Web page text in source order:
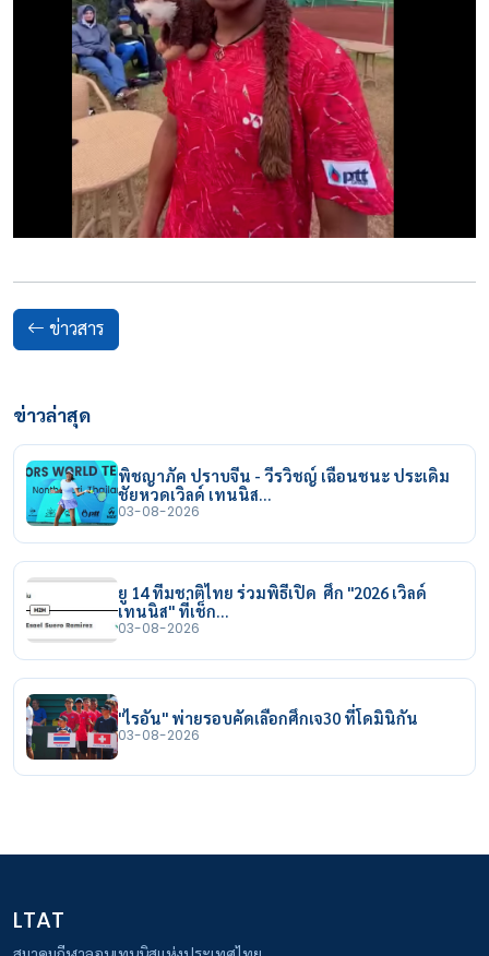
ข่าวสาร
ข่าวล่าสุด
พิชญาภัค ปราบจีน - วีรวิชญ์ เฉือนชนะ ประเดิม
ชัยหวดเวิลด์ เทนนิส…
03-08-2026
ยู 14 ทีมชาติไทย ร่วมพิธีเปิด ศึก "2026 เวิลด์
เทนนิส" ที่เช็ก…
03-08-2026
"ไรอัน" พ่ายรอบคัดเลือกศึกเจ30 ที่โดมินิกัน
03-08-2026
LTAT